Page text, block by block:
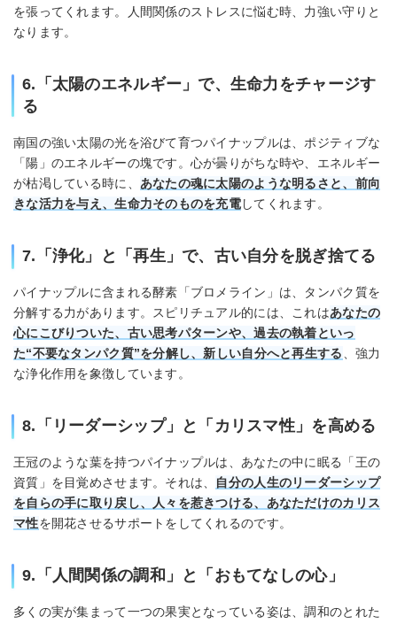
を張ってくれます。人間関係のストレスに悩む時、力強い守りと
なります。
6.「太陽のエネルギー」で、生命力をチャージす
る
南国の強い太陽の光を浴びて育つパイナップルは、ポジティブな
「陽」のエネルギーの塊です。心が曇りがちな時や、エネルギー
が枯渇している時に、 あなたの魂に太陽のような明るさと、前向
きな活力を与え、生命力そのものを充電してくれます。
7.「浄化」と「再生」で、古い自分を脱ぎ捨てる
パイナップルに含まれる酵素「ブロメライン」は、タンパク質を
分解する力があります。スピリチュアル的には、これはあなたの
心にこびりついた、古い思考パターンや、過去の執着といっ
た“不要なタンパク質”を分解し、新しい自分へと再生する、強力
な浄化作用を象徴しています。
8.「リーダーシップ」と「カリスマ性」を高める
王冠のような葉を持つパイナップルは、あなたの中に眠る「王の
資質」を目覚めさせます。それは、 自分の人生のリーダーシップ
を自らの手に取り戻し、人々を惹きつける、あなただけのカリス
マ性を開花させるサポートをしてくれるのです。
9.「人間関係の調和」と「おもてなしの心」
多くの実が集まって一つの果実となっている姿は、調和のとれた